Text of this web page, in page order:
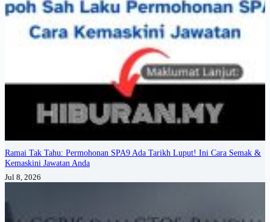
Ramai Tak Tahu: Permohonan SPA9 Ada Tarikh Luput! Ini Cara Semak &
Kemaskini Jawatan Anda
Jul 8, 2026